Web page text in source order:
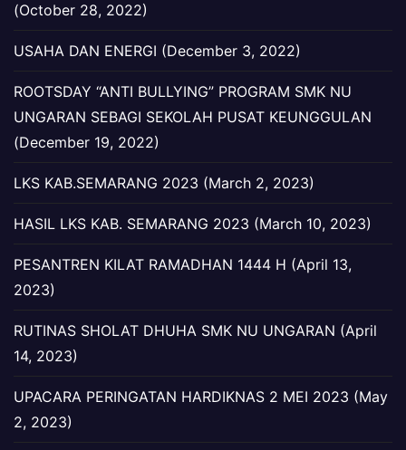
(October 28, 2022)
USAHA DAN ENERGI (December 3, 2022)
ROOTSDAY “ANTI BULLYING” PROGRAM SMK NU
UNGARAN SEBAGI SEKOLAH PUSAT KEUNGGULAN
(December 19, 2022)
LKS KAB.SEMARANG 2023 (March 2, 2023)
HASIL LKS KAB. SEMARANG 2023 (March 10, 2023)
PESANTREN KILAT RAMADHAN 1444 H (April 13,
2023)
RUTINAS SHOLAT DHUHA SMK NU UNGARAN (April
14, 2023)
UPACARA PERINGATAN HARDIKNAS 2 MEI 2023 (May
2, 2023)